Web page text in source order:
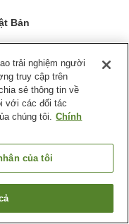
Bản
Thành phố Iida
trải nghiệm người
truy cập trên
sẻ thông tin về
với các đối tác
chúng tôi. Chính
của tôi